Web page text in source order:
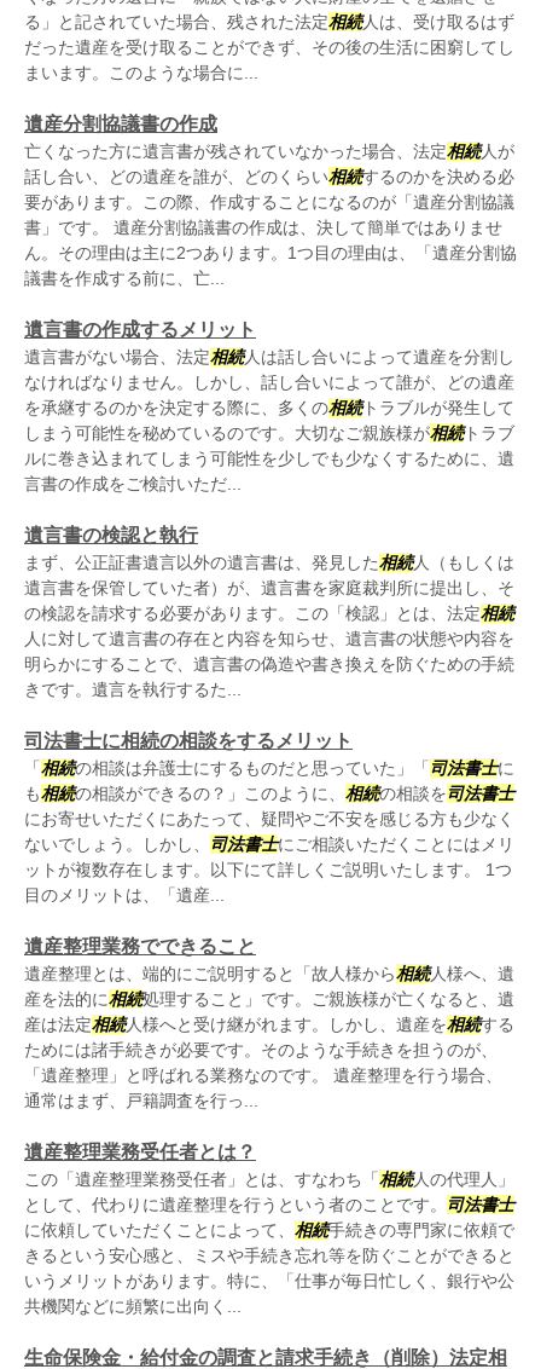
る」と記されていた場合、残された法定相続人は、受け取るはず
だった遺産を受け取ることができず、その後の生活に困窮してし
まいます。このような場合に...
遺産分割協議書の作成
亡くなった方に遺言書が残されていなかった場合、法定相続人が
話し合い、どの遺産を誰が、どのくらい相続するのかを決める必
要があります。この際、作成することになるのが「遺産分割協議
書」です。 遺産分割協議書の作成は、決して簡単ではありませ
ん。その理由は主に2つあります。1つ目の理由は、「遺産分割協
議書を作成する前に、亡...
遺言書の作成するメリット
遺言書がない場合、法定相続人は話し合いによって遺産を分割し
なければなりません。しかし、話し合いによって誰が、どの遺産
を承継するのかを決定する際に、多くの相続トラブルが発生して
しまう可能性を秘めているのです。大切なご親族様が相続トラブ
ルに巻き込まれてしまう可能性を少しでも少なくするために、遺
言書の作成をご検討いただ...
遺言書の検認と執行
まず、公正証書遺言以外の遺言書は、発見した相続人（もしくは
遺言書を保管していた者）が、遺言書を家庭裁判所に提出し、そ
の検認を請求する必要があります。この「検認」とは、法定相続
人に対して遺言書の存在と内容を知らせ、遺言書の状態や内容を
明らかにすることで、遺言書の偽造や書き換えを防ぐための手続
きです。遺言を執行するた...
司法書士に相続の相談をするメリット
「 相続の相談は弁護士にするものだと思っていた」「 司法書士に
も相続の相談ができるの？」このように、 相続の相談を司法書士
にお寄せいただくにあたって、疑問やご不安を感じる方も少なく
ないでしょう。しかし、
司法書士にご相談いただくことにはメリ
ットが複数存在します。以下にて詳しくご説明いたします。 1つ
目のメリットは、「遺産...
遺産整理業務でできること
遺産整理とは、端的にご説明すると「故人様から相続人様へ、遺
産を法的に相続処理すること」です。ご親族様が亡くなると、遺
産は法定相続人様へと受け継がれます。しかし、遺産を相続する
ためには諸手続きが必要です。そのような手続きを担うのが、
「遺産整理」と呼ばれる業務なのです。 遺産整理を行う場合、
通常はまず、戸籍調査を行っ...
遺産整理業務受任者とは？
この「遺産整理業務受任者」とは、すなわち「 相続人の代理人」
として、代わりに遺産整理を行うという者のことです。
司法書士
に依頼していただくことによって、 相続手続きの専門家に依頼で
きるという安心感と、ミスや手続き忘れ等を防ぐことができると
いうメリットがあります。特に、「仕事が毎日忙しく、銀行や公
共機関などに頻繁に出向く...
生命保険金・給付金の調査と請求手続き（削除）法定相